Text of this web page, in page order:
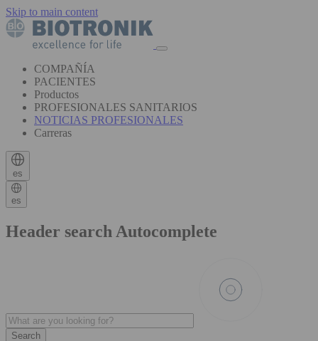
Skip to main content
COMPAÑÍA
PACIENTES
Productos
PROFESIONALES SANITARIOS
NOTICIAS PROFESIONALES
Carreras
es
es
Header search Autocomplete